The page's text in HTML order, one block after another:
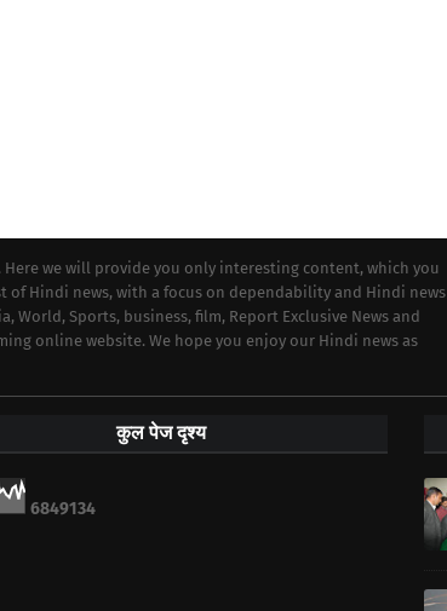
we will provide you only interesting content, which you
Hindi news, with a focus on dependability and Hindi news
World, Sports, business, film, Report Exclusive News and
online website. We hope you enjoy our Hindi news as
कुल पेज दृश्य
6849134